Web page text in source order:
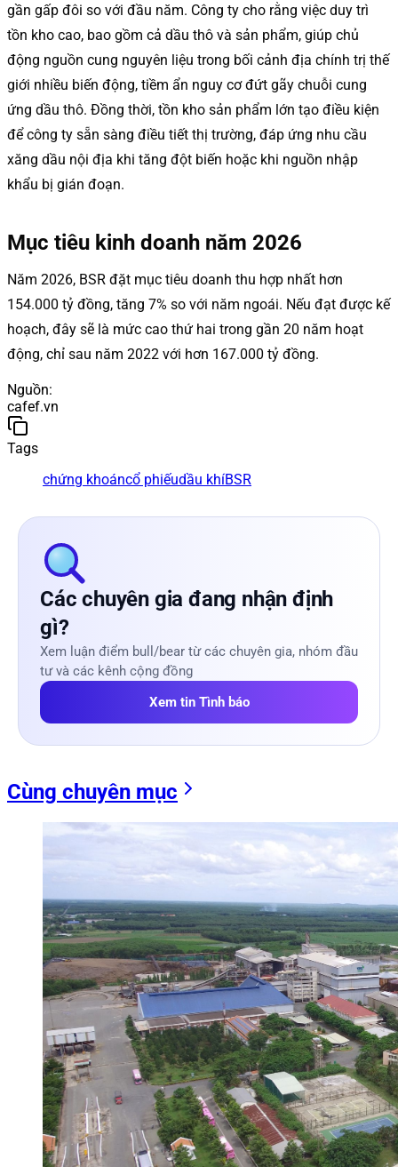
gần gấp đôi so với đầu năm. Công ty cho rằng việc duy trì
tồn kho cao, bao gồm cả dầu thô và sản phẩm, giúp chủ
động nguồn cung nguyên liệu trong bối cảnh địa chính trị thế
giới nhiều biến động, tiềm ẩn nguy cơ đứt gãy chuỗi cung
ứng dầu thô. Đồng thời, tồn kho sản phẩm lớn tạo điều kiện
để công ty sẵn sàng điều tiết thị trường, đáp ứng nhu cầu
xăng dầu nội địa khi tăng đột biến hoặc khi nguồn nhập
khẩu bị gián đoạn.
Mục tiêu kinh doanh năm 2026
Năm 2026, BSR đặt mục tiêu doanh thu hợp nhất hơn
154.000 tỷ đồng, tăng 7% so với năm ngoái. Nếu đạt được kế
hoạch, đây sẽ là mức cao thứ hai trong gần 20 năm hoạt
động, chỉ sau năm 2022 với hơn 167.000 tỷ đồng.
Nguồn:
cafef.vn
Tags
chứng khoáncổ phiếudầu khíBSR
Các chuyên gia đang nhận định
gì?
Xem luận điểm bull/bear từ các chuyên gia, nhóm đầu
tư và các kênh cộng đồng
Xem tin Tình báo
Cùng chuyên mục